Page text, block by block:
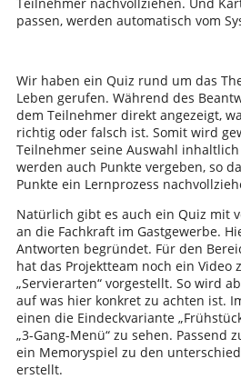
passen, werden automatisch vom
Wir haben ein Quiz rund um das
Leben gerufen. Während des
dem Teilnehmer direkt angezeigt,
richtig oder falsch ist. Somit wird
Teilnehmer seine Auswahl
werden auch Punkte vergeben, so
Punkte ein Lernprozess
Natürlich gibt es auch ein Quiz mit
an die Fachkraft im Gastgewerbe.
Antworten begründet. Für den
hat das Projektteam noch ein Video
„Servierarten“ vorgestellt. So wird
auf was hier konkret zu achten ist.
einen die Eindeckvariante
„3-Gang-Menü“ zu sehen. Passend
ein Memoryspiel zu den
erstellt.